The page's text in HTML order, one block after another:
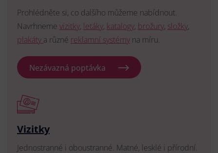
Prohlédněte si, co dalšího můžeme nabídnout.
Navrhneme vizitky, letáky, katalogy, brožury, složky,
plakáty a různé reklamní systémy na míru.
Nezávazná poptávka
Vizitky
Jednostranné i oboustranné. Matné, lesklé i přírodní.